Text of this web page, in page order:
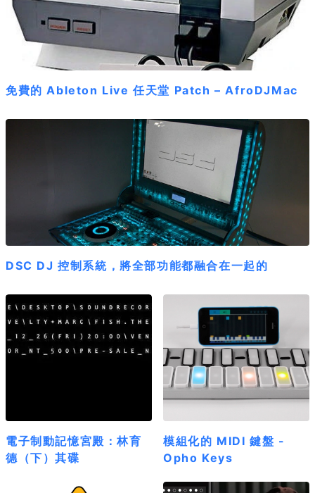
免費的 Ableton Live 任天堂 Patch – AfroDJMac
DSC DJ 控制系統，將全部功能都融合在一起的
電子制動記憶宮殿：林育
德（下）其碟
模組化的 MIDI 鍵盤 -
Opho Keys